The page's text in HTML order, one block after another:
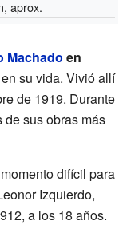
aprox.
Machado en
su vida. Vivió allí
de 1919. Durante
sus obras más
difícil para
Izquierdo,
a los 18 años.